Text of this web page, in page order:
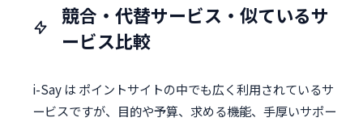
競合・代替サービス・似ているサ
ービス比較
i-Say は ポイントサイトの中でも広く利用されているサ
ービスですが、目的や予算、求める機能、手厚いサポー